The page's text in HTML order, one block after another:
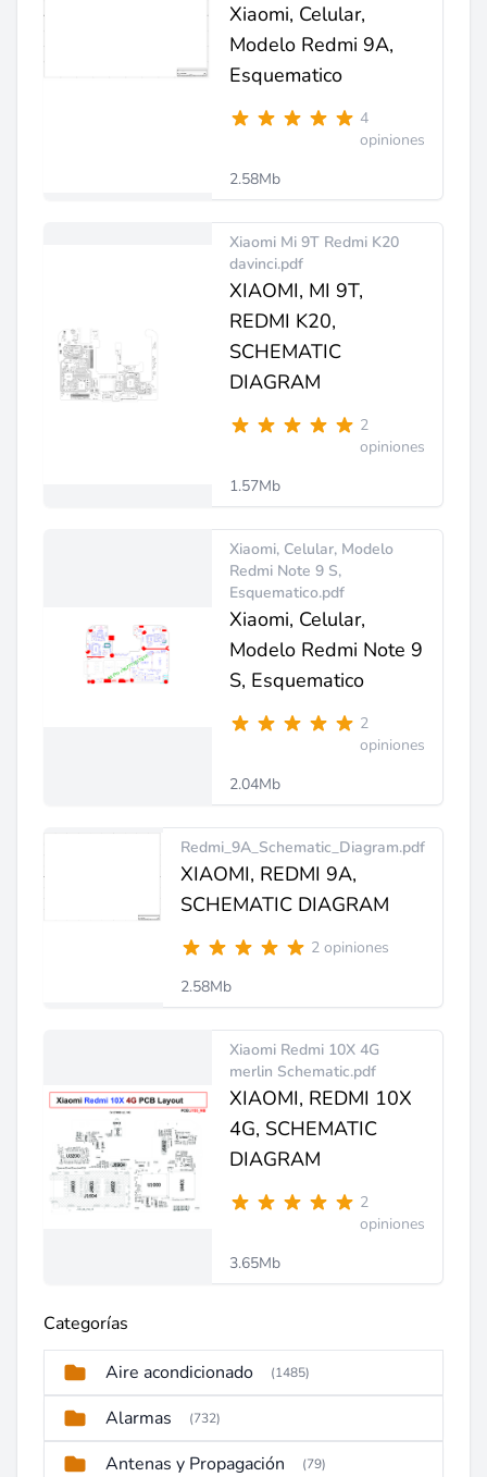
Xiaomi, Celular,
Modelo Redmi 9A,
Esquematico
4
opiniones
2.58Mb
Xiaomi Mi 9T Redmi K20
davinci.pdf
XIAOMI, MI 9T,
REDMI K20,
SCHEMATIC
DIAGRAM
2
opiniones
1.57Mb
Xiaomi, Celular, Modelo
Redmi Note 9 S,
Esquematico.pdf
Xiaomi, Celular,
Modelo Redmi Note 9
S, Esquematico
2
opiniones
2.04Mb
Redmi_9A_Schematic_Diagram.pdf
XIAOMI, REDMI 9A,
SCHEMATIC DIAGRAM
2 opiniones
2.58Mb
Xiaomi Redmi 10X 4G
merlin Schematic.pdf
XIAOMI, REDMI 10X
4G, SCHEMATIC
DIAGRAM
2
opiniones
3.65Mb
Categorías
Aire acondicionado (1485)
Alarmas (732)
Antenas y Propagación (79)